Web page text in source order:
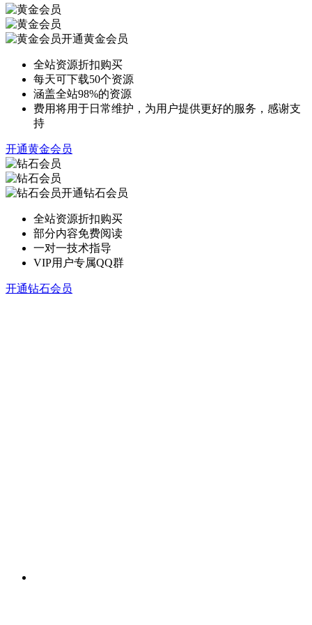
开通黄金会员
全站资源折扣购买
每天可下载50个资源
涵盖全站98%的资源
费用将用于日常维护，为用户提供更好的服务，感谢支
持
开通黄金会员
开通钻石会员
全站资源折扣购买
部分内容免费阅读
一对一技术指导
VIP用户专属QQ群
开通钻石会员